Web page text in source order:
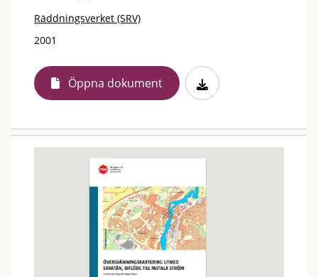
Räddningsverket (SRV)
2001
Öppna dokument